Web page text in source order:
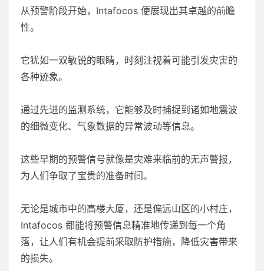
从预警阶段开始，Intafocos 便展现出其卓越的前瞻
性。
它犹如一双敏锐的眼睛，时刻注视着可能引发灾害的
各种迹象。
通过先进的监测系统，它能够及时捕捉到诸如地震波
的细微变化、气象数据的异常波动等信息。
这些早期的预警信号就像是灾难来临前的无声警报，
为人们争取了宝贵的准备时间。
无论是城市中的高楼大厦，还是偏远山区的小村庄，
Intafocos 都能将预警信息精准地传递到每一个角
落，让人们有机会提前采取防护措施，降低灾害带来
的损失。